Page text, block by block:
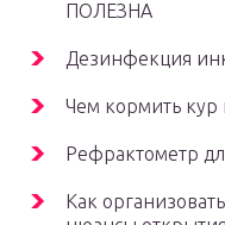
ПОЛЕЗНА
Дезинфекция
Чем кормить кур
Рефрактометр
Как